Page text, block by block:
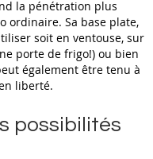
la pénétration plus
ordinaire. Sa base plate,
soit en ventouse, sur
porte de frigo!) ou bien
également être tenu à
liberté.
possibilités